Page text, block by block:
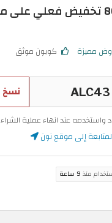
كود خصم نون 80 تخفيض فعلي
مميزة كوبون موثق
نسخ
واستخدمه عند انهاء عملية الشراء
إلى موقع نون
منذ 9 ساعة